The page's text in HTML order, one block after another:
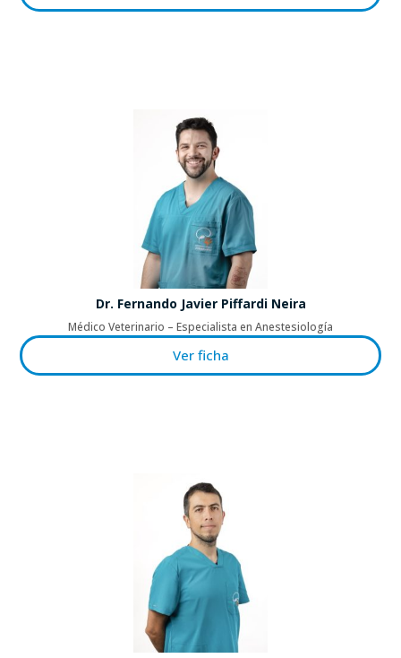
Dr. Fernando Javier Piffardi Neira
Médico Veterinario – Especialista en Anestesiología
Ver ficha